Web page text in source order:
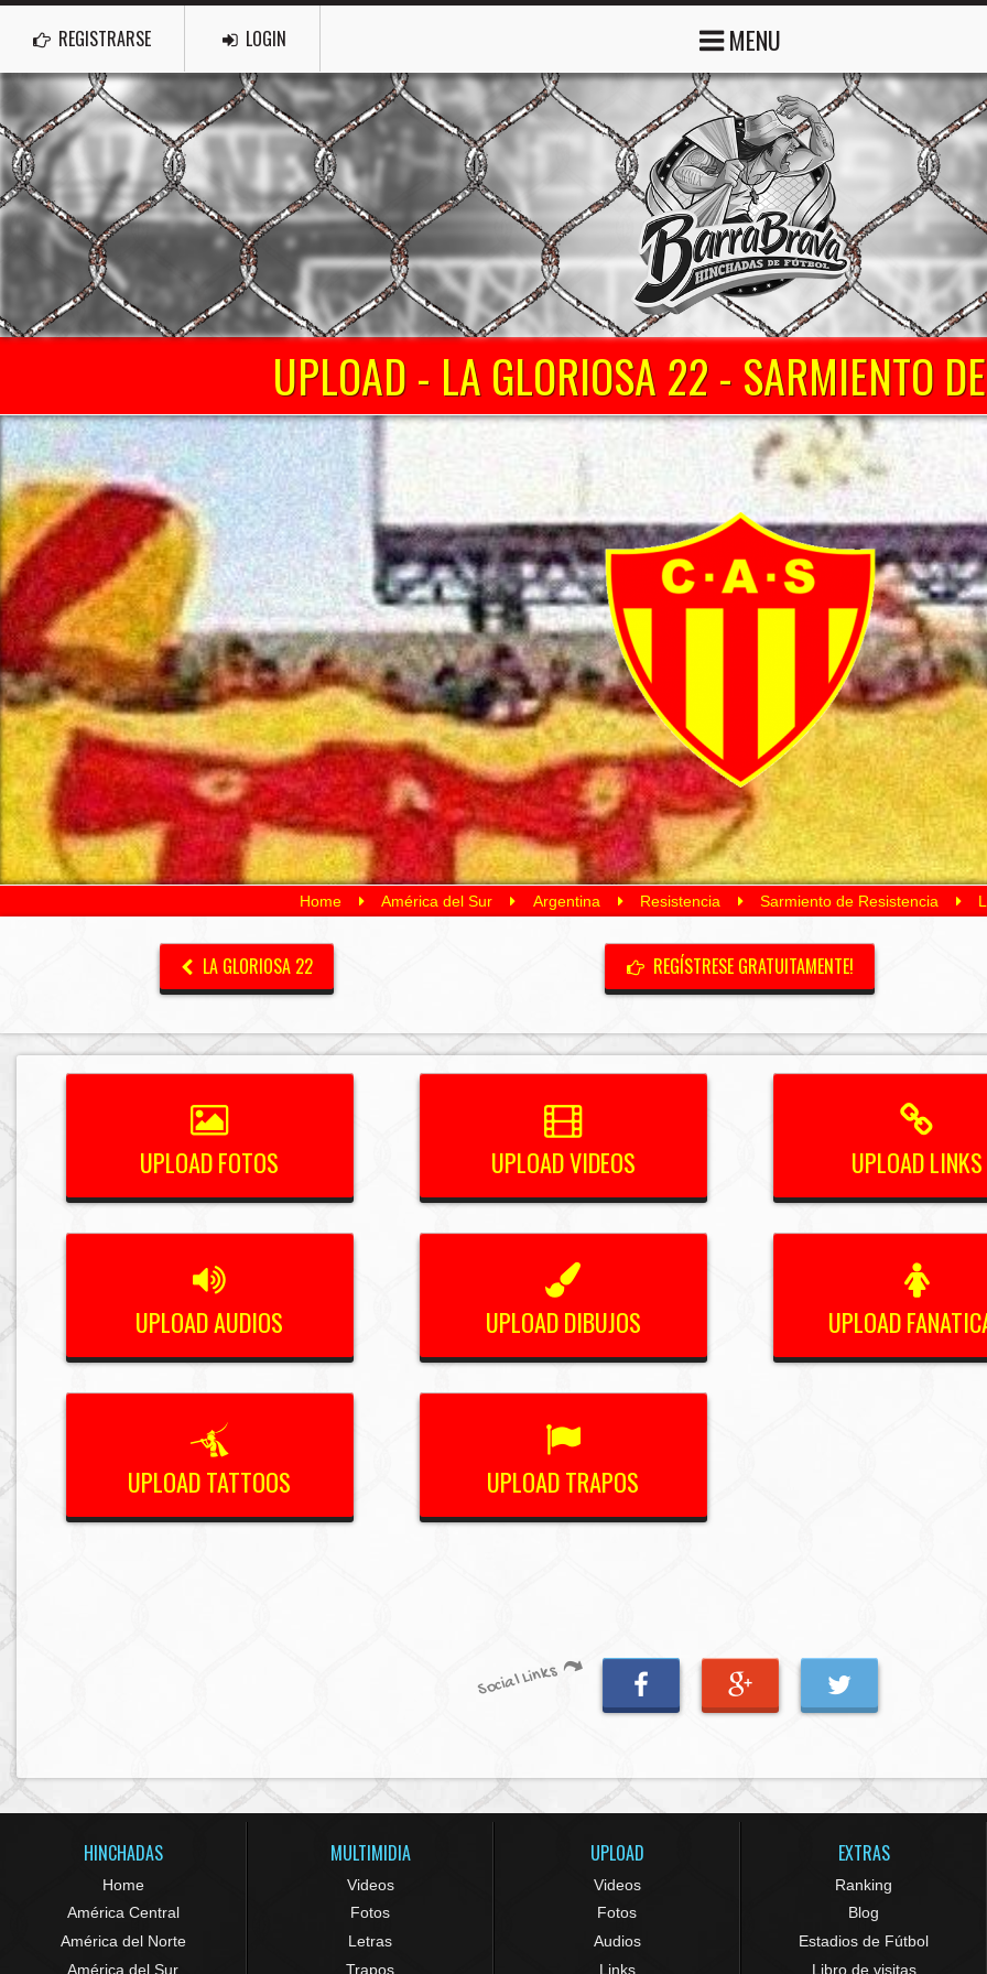
REGISTRARSE LOGIN MENU
UPLOAD - LA GLORIOSA 22 - SARMIENTO
Home América del Sur Argentina Resistencia Sarmiento de Resistencia
LA GLORIOSA 22 REGÍSTRESE GRATUITAMENTE!
UPLOAD FOTOS UPLOAD VIDEOS UPLOAD LINKS
UPLOAD AUDIOS UPLOAD DIBUJOS UPLOAD
UPLOAD TATTOOS UPLOAD TRAPOS
Social Links
HINCHADAS
Home
América Central
América del Norte
América del Sur
MULTIMIDIA
Videos
Fotos
Letras
Trapos
UPLOAD
Videos
Fotos
Audios
Links
EXTRAS
Ranking
Blog
Estadios de Fútbol
Libro de visitas